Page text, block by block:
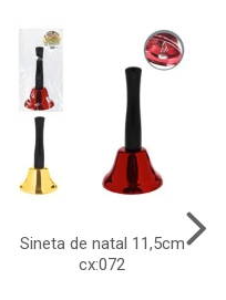
Sineta de natal 11,5cm
cx:072